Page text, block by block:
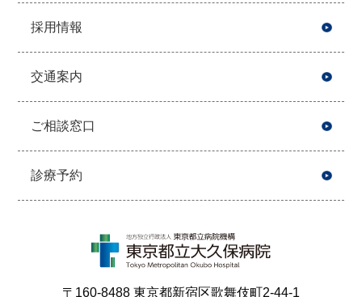
採用情報
交通案内
ご相談窓口
診療予約
〒160-8488 東京都新宿区歌舞伎町2-44-1